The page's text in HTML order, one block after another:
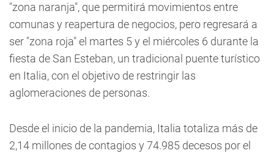
"zona naranja", que permitirá movimientos entre
comunas y reapertura de negocios, pero regresará a
ser "zona roja" el martes 5 y el miércoles 6 durante la
fiesta de San Esteban, un tradicional puente turístico
en Italia, con el objetivo de restringir las
aglomeraciones de personas.
Desde el inicio de la pandemia, Italia totaliza más de
2,14 millones de contagios y 74.985 decesos por el